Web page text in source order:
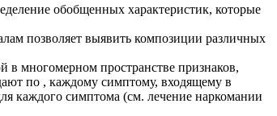
обобщенных характеристик, которые
позволяет выявить композиции различных
в многомерном пространстве признаков,
по , каждому симптому, входящему в
каждого симптома (см. лечение наркомании